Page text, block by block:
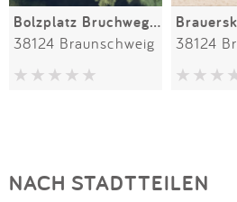
Bolzplatz Bruchweg/Bruchwiese
38124 Braunschweig 38124
NACH STADTTEILEN